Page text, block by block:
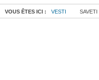
VOUS ÊTES ICI : VESTI